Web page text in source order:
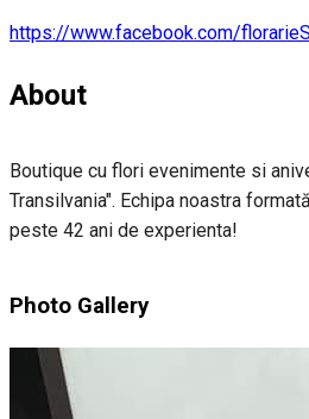
https://www.facebook.com/
About
Boutique cu flori evenimente si
Transilvania". Echipa noastra
peste 42 ani de experienta!
Photo Gallery